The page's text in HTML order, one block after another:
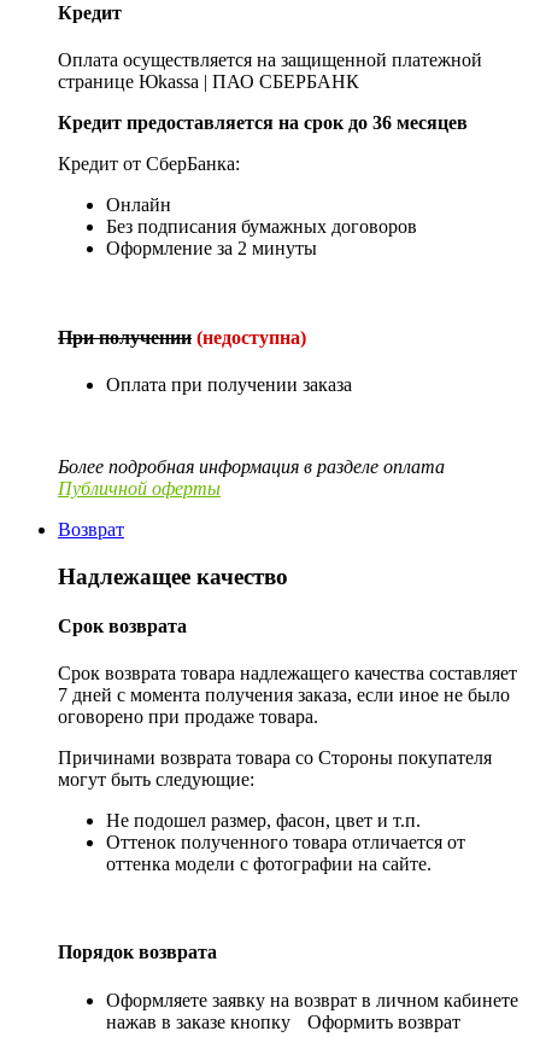
Кредит
Оплата осуществляется на защищенной платежной
странице Юkassa | ПАО СБЕРБАНК
Кредит предоставляется на срок до 36 месяцев
Кредит от СберБанка:
Онлайн
Без подписания бумажных договоров
Оформление за 2 минуты
При получении (недоступна)
Оплата при получении заказа
Более подробная информация в разделе оплата
Публичной оферты
Возврат
Надлежащее качество
Срок возврата
Срок возврата товара надлежащего качества составляет
7 дней с момента получения заказа, если иное не было
оговорено при продаже товара.
Причинами возврата товара со Стороны покупателя
могут быть следующие:
Не подошел размер, фасон, цвет и т.п.
Оттенок полученного товара отличается от
оттенка модели с фотографии на сайте.
Порядок возврата
Оформляете заявку на возврат в личном кабинете
нажав в заказе кнопку
Оформить возврат